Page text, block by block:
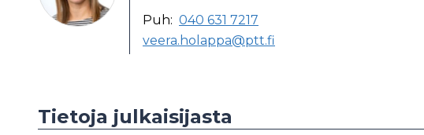
Puh: 040 631 7217
veera.holappa@ptt.fi
Tietoja julkaisijasta